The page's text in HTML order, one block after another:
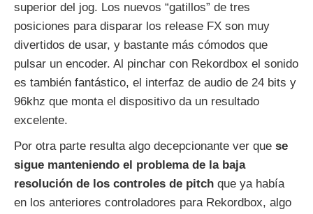
superior del jog. Los nuevos “gatillos” de tres
posiciones para disparar los release FX son muy
divertidos de usar, y bastante más cómodos que
pulsar un encoder. Al pinchar con Rekordbox el sonido
es también fantástico, el interfaz de audio de 24 bits y
96khz que monta el dispositivo da un resultado
excelente.
Por otra parte resulta algo decepcionante ver que se
sigue manteniendo el problema de la baja
resolución de los controles de pitch que ya había
en los anteriores controladores para Rekordbox, algo